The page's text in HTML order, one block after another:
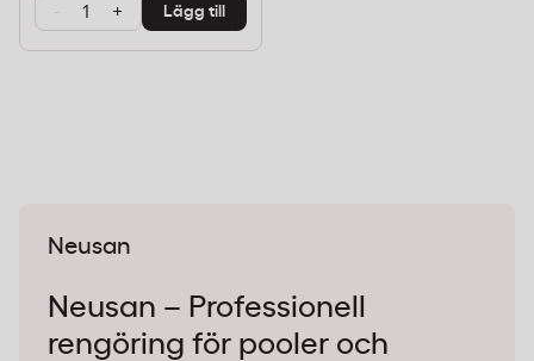
- + Lägg till
Neusan
Neusan – Professionell
rengöring för pooler och